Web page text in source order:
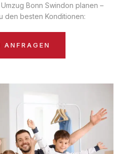
Bonn Swindon planen –
den besten Konditionen:
ANFRAGEN